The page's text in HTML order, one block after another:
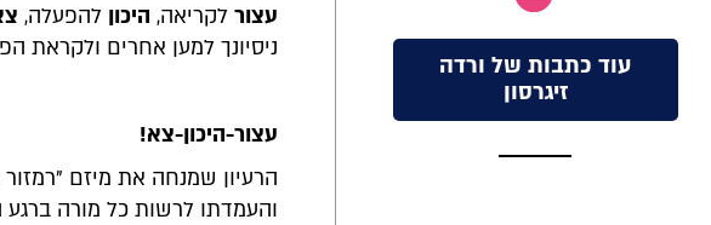
עצורלקריאה, היכון להפעלה,
ניסיונך למען אחרים ולקראת
עצור-היכון-צא!
הרעיון שמנחה את מיזם
והעמדתו לרשות כל מורה ברגע
עוד כתבות של ורדה
זיגרסון